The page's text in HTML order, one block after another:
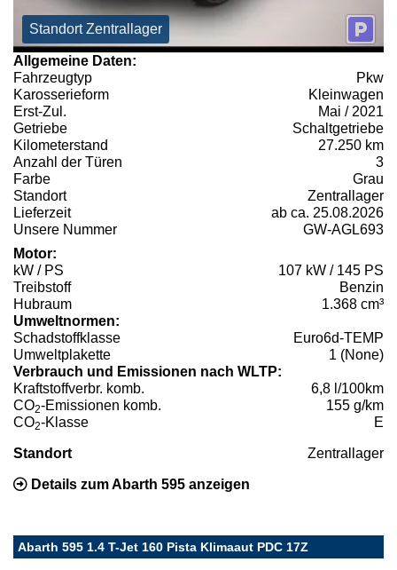
Standort Zentrallager
Allgemeine Daten:
Fahrzeugtyp
Pkw
Karosserieform
Kleinwagen
Erst-Zul.
Mai / 2021
Getriebe
Schaltgetriebe
Kilometerstand
27.250 km
Anzahl der Türen
3
Farbe
Grau
Standort
Zentrallager
Lieferzeit
ab ca. 25.08.2026
Unsere Nummer
GW-AGL693
Motor:
kW / PS
107 kW / 145 PS
Treibstoff
Benzin
Hubraum
1.368 cm³
Umweltnormen:
Schadstoffklasse
Euro6d-TEMP
Umweltplakette
1 (None)
Verbrauch und Emissionen nach WLTP:
Kraftstoffverbr. komb.
6,8 l/100km
CO2-Emissionen komb.
155 g/km
CO2-Klasse E
Standort Zentrallager
Details zum Abarth 595 anzeigen
Abarth 595 1.4 T-Jet 160 Pista Klimaaut PDC 17Z